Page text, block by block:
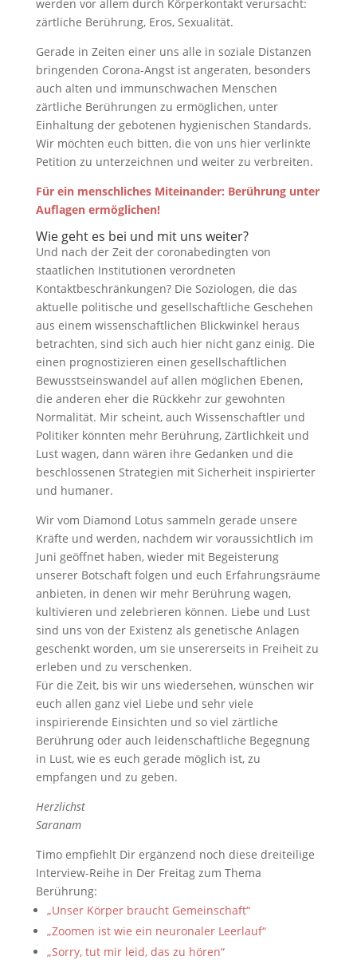
werden vor allem durch Körperkontakt verursacht:
zärtliche Berührung, Eros, Sexualität.
Gerade in Zeiten einer uns alle in soziale Distanzen
bringenden Corona-Angst ist angeraten, besonders
auch alten und immunschwachen Menschen
zärtliche Berührungen zu ermöglichen, unter
Einhaltung der gebotenen hygienischen Standards.
Wir möchten euch bitten, die von uns hier verlinkte
Petition zu unterzeichnen und weiter zu verbreiten.
Für ein menschliches Miteinander: Berührung unter
Auflagen ermöglichen!
Wie geht es bei und mit uns weiter?
Und nach der Zeit der coronabedingten von
staatlichen Institutionen verordneten
Kontaktbeschränkungen? Die Soziologen, die das
aktuelle politische und gesellschaftliche Geschehen
aus einem wissenschaftlichen Blickwinkel heraus
betrachten, sind sich auch hier nicht ganz einig. Die
einen prognostizieren einen gesellschaftlichen
Bewusstseinswandel auf allen möglichen Ebenen,
die anderen eher die Rückkehr zur gewohnten
Normalität. Mir scheint, auch Wissenschaftler und
Politiker könnten mehr Berührung, Zärtlichkeit und
Lust wagen, dann wären ihre Gedanken und die
beschlossenen Strategien mit Sicherheit inspirierter
und humaner.
Wir vom Diamond Lotus sammeln gerade unsere
Kräfte und werden, nachdem wir voraussichtlich im
Juni geöffnet haben, wieder mit Begeisterung
unserer Botschaft folgen und euch Erfahrungsräume
anbieten, in denen wir mehr Berührung wagen,
kultivieren und zelebrieren können. Liebe und Lust
sind uns von der Existenz als genetische Anlagen
geschenkt worden, um sie unsererseits in Freiheit zu
erleben und zu verschenken.
Für die Zeit, bis wir uns wiedersehen, wünschen wir
euch allen ganz viel Liebe und sehr viele
inspirierende Einsichten und so viel zärtliche
Berührung oder auch leidenschaftliche Begegnung
in Lust, wie es euch gerade möglich ist, zu
empfangen und zu geben.
Herzlichst
Saranam
Timo empfiehlt Dir ergänzend noch diese dreiteilige
Interview-Reihe in Der Freitag zum Thema
Berührung:
„Unser Körper braucht Gemeinschaft“
„Zoomen ist wie ein neuronaler Leerlauf“
„Sorry, tut mir leid, das zu hören“